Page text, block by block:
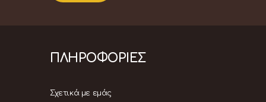
ΠΛΗΡΟΦΟΡΙΕΣ
Σχετικά με εμάς